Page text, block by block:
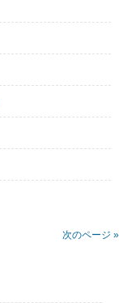
次のページ »